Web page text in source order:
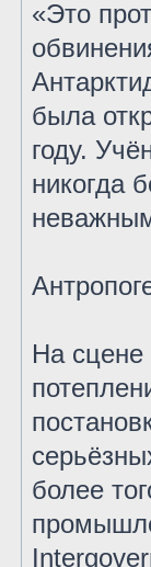
«Это
была
году.
никогда
На сцене
более